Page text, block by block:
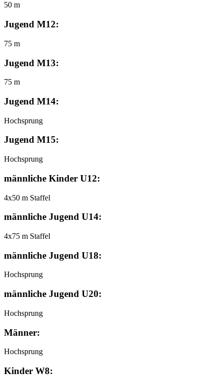
50 m
Jugend M12:
75 m
Jugend M13:
75 m
Jugend M14:
Hochsprung
Jugend M15:
Hochsprung
männliche Kinder U12:
4x50 m Staffel
männliche Jugend U14:
4x75 m Staffel
männliche Jugend U18:
Hochsprung
männliche Jugend U20:
Hochsprung
Männer:
Hochsprung
Kinder W8: